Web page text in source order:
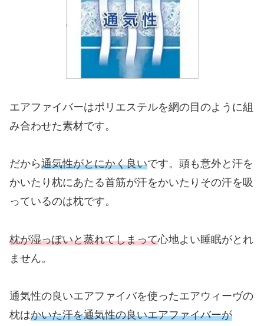
エアファイバーはポリエステルを網の目のように組
み合わせた素材です。
だから通気性がとにかく良いです。頭も意外と汗を
かいたり枕にあたる首筋が汗をかいたりその汗を吸
っているのは枕です。
枕が湿っぽいと蒸れてしまって心地よい睡眠がとれ
ません。
通気性の良いエアファイバを使ったエアウィーヴの
枕はかいた汗を通気性の良いエアファイバーが